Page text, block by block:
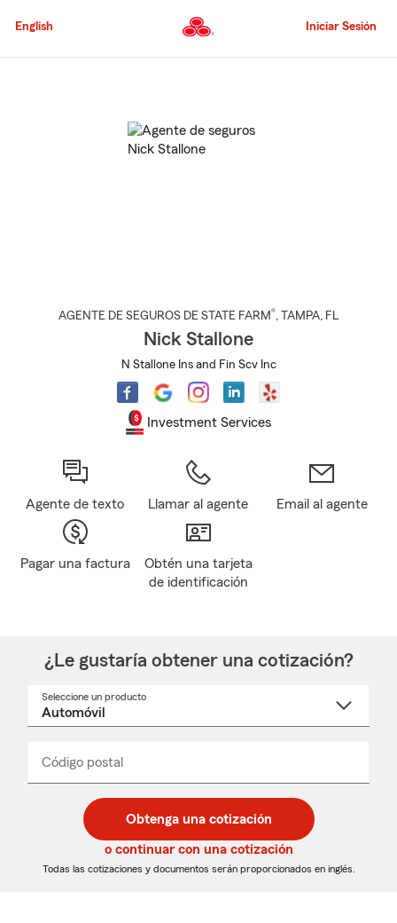
al
principal
English Iniciar Sesión
AGENTE DE SEGUROS DE STATE FARM®, TAMPA, FL
Nick Stallone
N Stallone Ins and Fin Scv Inc
Investment Services
Agente de texto Llamar al agente Email al agente
Pagar una factura
Obtén una tarjeta
de identificación
¿Le gustaría obtener una cotización?
Seleccione un producto
desplegable
Código postal
de
5
dígitos
de
5
dígitos
_____
Obtenga una cotización
o continuar con una cotización
Todas las cotizaciones y documentos serán proporcionados en inglés.